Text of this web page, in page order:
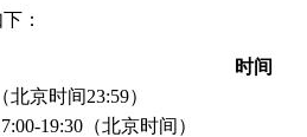
：
时间
北京时间23:59）
19:30（北京时间）